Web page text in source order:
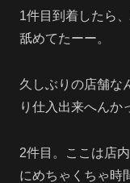
1件目到着したら
舐めてたーー。
久しぶりの店舗な
り仕入出来へんか
2件目。ここは店
にめちゃくちゃ時